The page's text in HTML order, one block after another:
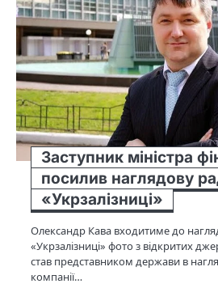
Заступник міністра
посилив наглядову
«Укрзалізниці»
Олександр Кава входитиме до
«Укрзалізниці» фото з відкритих
став представником держави в
компанії…